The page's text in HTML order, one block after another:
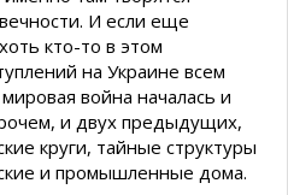
И если еще
кто-то в этом
на Украине всем
война началась и
и двух предыдущих,
круги, тайные структуры
и промышленные дома.